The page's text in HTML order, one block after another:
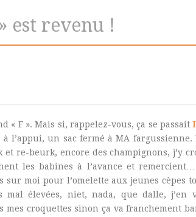
est revenu !
« F ». Mais si, rappelez-vous, ça se passait
l’appui, un sac fermé à MA
et re-beurk, encore des champignons, j’y
les babines à l’avance et
sur moi pour l’omelette aux jeunes cèpes
mal élevées, niet, nada, que dalle, j’en
croquettes sinon ça va franchement